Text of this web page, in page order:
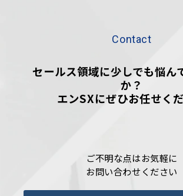
Contact
セールス領域に少しでも悩ん
か？
エンSXにぜひお任せく
ご不明な点はお気軽に
お問い合わせください